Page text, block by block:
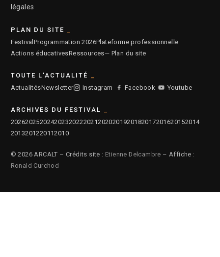
légales
PLAN DU SITE
Festival Programmation 2026Plateforme professionnelle
Actions éducativesRessources— Plan du site
TOUTE L'ACTUALITÉ
ActualitésNewsletter Instagram Facebook Youtube
ARCHIVES DU FESTIVAL
2026202520242023202220212020201920182017201620152014
2013201220112010
© 2026 ARCALT – Crédits site : Etienne Delcambre – Affiche :
Ronald Curchod